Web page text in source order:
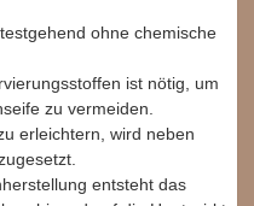
ohne chemische
ist nötig, um
zu vermeiden.
erleichtern, wird neben
entsteht das